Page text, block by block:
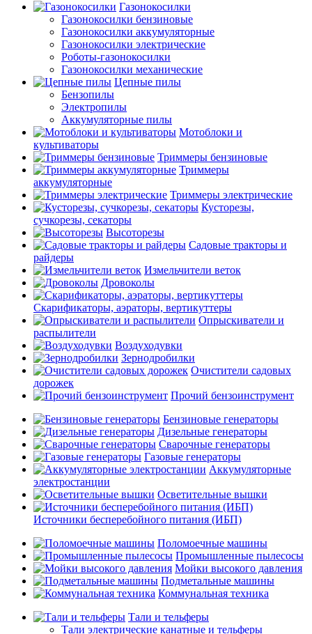
Газонокосилки
Газонокосилки бензиновые
Газонокосилки аккумуляторные
Газонокосилки электрические
Роботы-газонокосилки
Газонокосилки механические
Цепные пилы
Бензопилы
Электропилы
Аккумуляторные пилы
Мотоблоки и
культиваторы
Триммеры бензиновые
Триммеры
аккумуляторные
Триммеры электрические
Кусторезы,
сучкорезы, секаторы
Высоторезы
Садовые тракторы и
райдеры
Измельчители веток
Дровоколы
Скарификаторы, аэраторы, вертикуттеры
Опрыскиватели и
распылители
Воздуходувки
Зернодробилки
Очистители садовых
дорожек
Прочий бензоинструмент
Бензиновые генераторы
Дизельные генераторы
Сварочные генераторы
Газовые генераторы
Аккумуляторные
электростанции
Осветительные вышки
Источники бесперебойного питания (ИБП)
Поломоечные машины
Промышленные пылесосы
Мойки высокого давления
Подметальные машины
Коммунальная техника
Тали и тельферы
Тали электрические канатные и тельферы